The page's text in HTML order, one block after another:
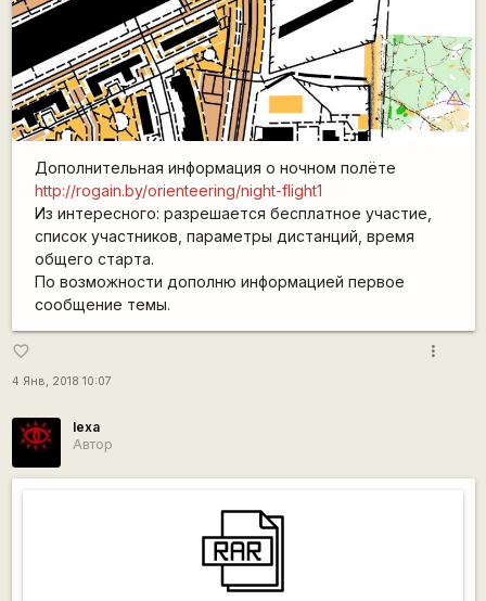
Дополнительная информация о ночном полёте
http://rogain.by/orienteering/night-flight1
Из интересного: разрешается бесплатное участие,
список участников, параметры дистанций, время
общего старта.
По возможности дополню информацией первое
сообщение темы.
favorite_border
4 Янв, 2018 10:07
more_vert
lexa
Автор